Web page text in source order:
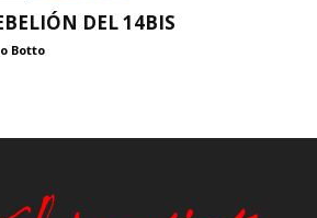
DEL 14BIS
Botto